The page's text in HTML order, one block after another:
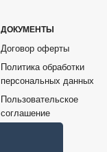
ДОКУМЕНТЫ
Договор оферты
Политика обработки
персональных данных
Пользовательское
соглашение